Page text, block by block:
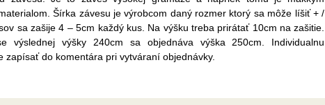
Šírka závesu je výrobcom daný rozmer ktorý sa môže líšiť + /
sa zašije 4 – 5cm každý kus. Na výšku treba prirátať 10cm na zašitie.
výslednej výšky 240cm sa objednáva výška 250cm. Individualnu
zapísať do komentára pri vytváraní objednávky.